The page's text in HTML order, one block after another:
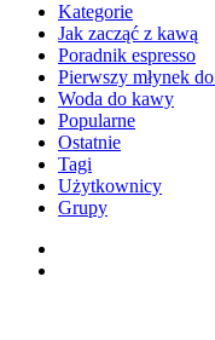
Kategorie
Jak zacząć z kawą
Poradnik espresso
Pierwszy młynek
Woda do kawy
Popularne
Ostatnie
Tagi
Użytkownicy
Grupy